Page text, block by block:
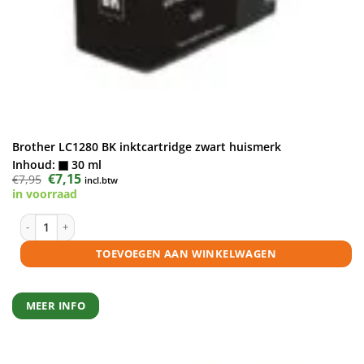
Brother LC1280 BK inktcartridge zwart huismerk
Inhoud:
30 ml
€7,95 Oorspronkelijke
prijs
was:
€7,15Huidige
prijs
incl.btw
in voorraad
Brother LC1280 BK inktcartridge zwart huismerk aantal
TOEVOEGEN AAN WINKELWAGEN
MEER INFO